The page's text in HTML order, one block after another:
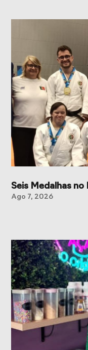
Seis Medalhas
Ago 7, 2026